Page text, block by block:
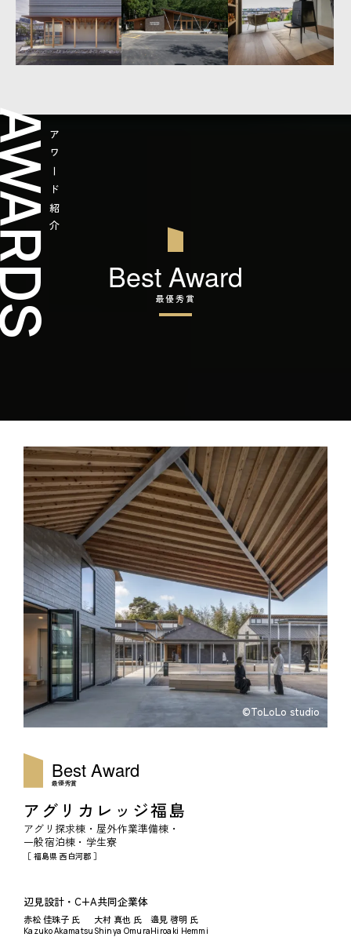
アワード紹介
Best Award
最優秀賞
©ToLoLo studio
Best Award
最優秀賞
アグリカレッジ福島
アグリ探求棟・屋外作業準備棟・
一般宿泊棟・学生寮
［ 福島県 西白河郡 ］
辺見設計・C+A共同企業体
赤松 佳珠子 氏
Kazuko Akamatsu
大村 真也 氏
Shinya Omura
邉見 啓明 氏
Hiroaki Hemmi